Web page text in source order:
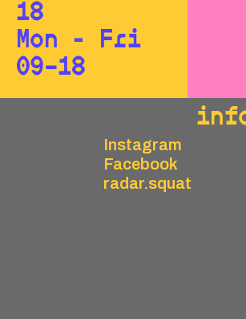
18
Mon - Fri
09–18
Instagram
Facebook
radar.squat